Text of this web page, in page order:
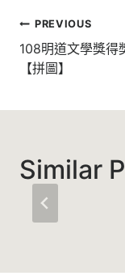
文
章
導
覽
PREVIOUS
108明道文學獎得
【拼圖】
Similar